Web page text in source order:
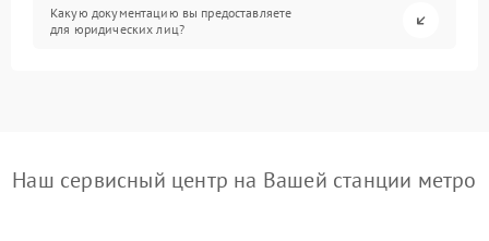
Какую документацию вы предоставляете
для юридических лиц?
Наш сервисный центр на Вашей станции метро